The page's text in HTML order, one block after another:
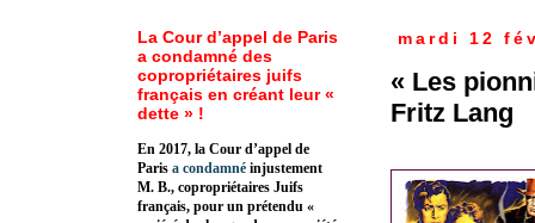
mardi 12
« Les
Fritz Lang
La Cour d’appel de Paris
a condamné des
copropriétaires juifs
français en créant leur «
dette » !
En 2017, la Cour d’appel de
Paris a condamné injustement
M. B., copropriétaires Juifs
français, pour un prétendu «